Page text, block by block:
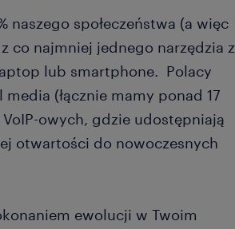
naszego społeczeństwa (a więc
co najmniej jednego narzędzia z
lub smartphone. Polacy
(łącznie mamy ponad 17
owych, gdzie udostępniają
otwartości do nowoczesnych
ewolucji w Twoim